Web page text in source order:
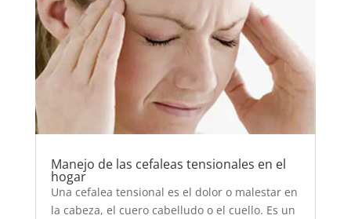
Manejo de las cefaleas tensionales en el
hogar
Una cefalea tensional es el dolor o malestar en
la cabeza, el cuero cabelludo o el cuello. Es un